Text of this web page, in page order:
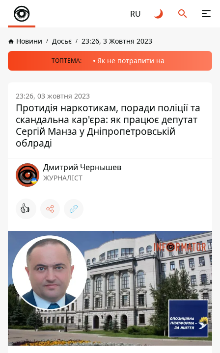
RU
Новини Досьє 23:26, 3 Жовтня 2023
ТОПТЕМА: Як не потрапити на
23:26, 03 жовтня 2023
Протидія наркотикам, поради поліції та
скандальна кар'єра: як працює депутат
Сергій Манза у Дніпропетровській
облраді
Дмитрий Чернышев
ЖУРНАЛІСТ
👍